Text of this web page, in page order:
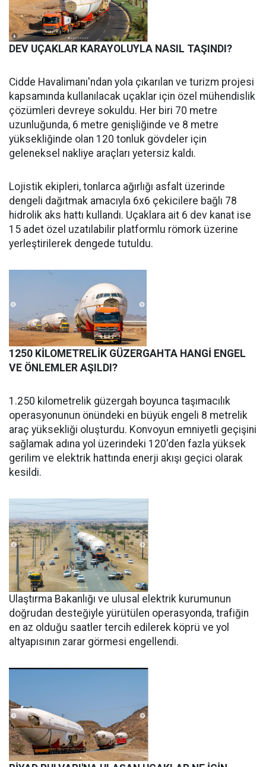
DEV UÇAKLAR KARAYOLUYLA NASIL TAŞINDI?
Cidde Havalimanı'ndan yola çıkarılan ve turizm projesi
kapsamında kullanılacak uçaklar için özel mühendislik
çözümleri devreye sokuldu. Her biri 70 metre
uzunluğunda, 6 metre genişliğinde ve 8 metre
yüksekliğinde olan 120 tonluk gövdeler için
geleneksel nakliye araçları yetersiz kaldı.
Lojistik ekipleri, tonlarca ağırlığı asfalt üzerinde
dengeli dağıtmak amacıyla 6x6 çekicilere bağlı 78
hidrolik aks hattı kullandı. Uçaklara ait 6 dev kanat ise
15 adet özel uzatılabilir platformlu römork üzerine
yerleştirilerek dengede tutuldu.
1250 KİLOMETRELİK GÜZERGAHTA HANGİ ENGEL
VE ÖNLEMLER AŞILDI?
1.250 kilometrelik güzergah boyunca taşımacılık
operasyonunun önündeki en büyük engeli 8 metrelik
araç yüksekliği oluşturdu. Konvoyun emniyetli geçişini
sağlamak adına yol üzerindeki 120'den fazla yüksek
gerilim ve elektrik hattında enerji akışı geçici olarak
kesildi.
Ulaştırma Bakanlığı ve ulusal elektrik kurumunun
doğrudan desteğiyle yürütülen operasyonda, trafiğin
en az olduğu saatler tercih edilerek köprü ve yol
altyapısının zarar görmesi engellendi.